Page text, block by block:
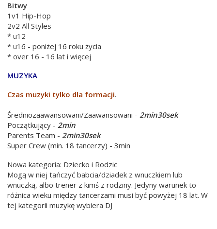
Bitwy
1v1 Hip-Hop
2v2 All Styles
* u12
* u16 - poniżej 16 roku życia
* over 16 - 16 lat i więcej
MUZYKA
Czas muzyki tylko dla formacji.
Średniozaawansowani/Zaawansowani - 2min30sek
Początkujący - 2min
Parents Team - 2min30sek
Super Crew (min. 18 tancerzy) - 3min
Nowa kategoria: Dziecko i Rodzic
Mogą w niej tańczyć babcia/dziadek z wnuczkiem lub
wnuczką, albo trener z kimś z rodziny. Jedyny warunek to
różnica wieku między tancerzami musi być powyżej 18 lat. W
tej kategorii muzykę wybiera DJ